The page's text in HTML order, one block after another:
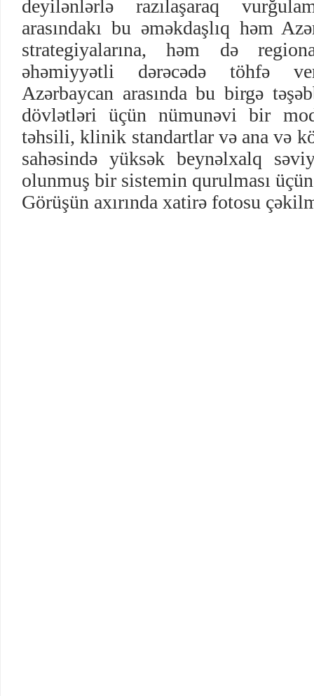
deyilənlərlə razılaşaraq
arasındakı bu əməkdaşlıq həm
strategiyalarına, həm də
əhəmiyyətli dərəcədə töhfə
Azərbaycan arasında bu birgə
dövlətləri üçün nümunəvi bir
təhsili, klinik standartlar və ana və
sahəsində yüksək beynəlxalq
olunmuş bir sistemin qurulması
Görüşün axırında xatirə fotosu